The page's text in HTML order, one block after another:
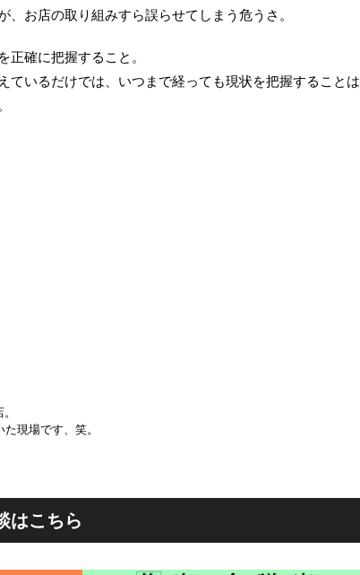
お店の取り組みすら誤らせてしまう危うさ。
正確に把握すること。
ているだけでは、いつまで経っても現状を把握することは
現場です、笑。
はこちら